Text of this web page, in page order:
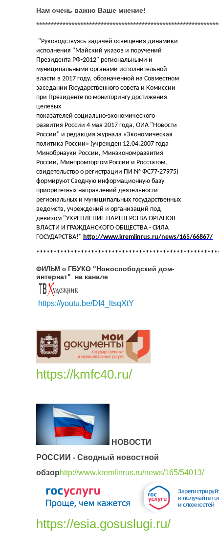
Нам очень важно Ваше мнение!
"Руководствуясь задачей освещения динамики
исполнения "Майский указов и поручений
Президента РФ-2012" региональными и
муниципальными органами исполнительной
власти в 2017 году, обозначенной на Совместном
заседании Государственного совета и Комиссии
при Президенте по мониторингу достижения
целевых
показателей социально-экономического
развития России 4 мая 2017 года, ОИА "Новости
России" и редакция журнала «Экономическая
политика России» (учрежден 12.04.2007 года
Минобрнауки России, Минэкономразвития
России, Минпромторгом России и Росстатом,
свидетельство о регистрации ПИ № ФС77-27975)
формируют Сводную информационную базу
приоритетных направлений деятельности
региональных и муниципальных государственных
ведомств, учреждений и организаций под
девизом "УКРЕПЛЕНИЕ ПАРТНЕРСТВА ОРГАНОВ
ВЛАСТИ И ГРАЖДАНСКОГО ОБЩЕСТВА - СИЛА
ГОСУДАРСТВА!" http://www.kremlinrus.ru/news/165/66867/
ФИЛЬМ о ГБУКО "Новослободский дом-
интернат" на канале
https://youtu.be/DI4_ltsqXtY
https://kmfc40.ru/
НОВОСТИ
РОССИИ - Сводный новостной
обзорhttp://www.kremlinrus.ru/news/165/54013/
https://esia.gosuslugi.ru/